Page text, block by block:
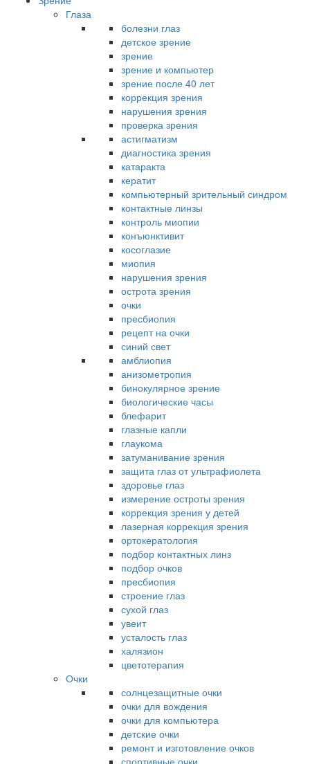
Глаза
болезни глаз
детское зрение
зрение
зрение и компьютер
зрение после 40 лет
коррекция зрения
нарушения зрения
проверка зрения
астигматизм
диагностика зрения
катаракта
кератит
компьютерный зрительный синдром
контактные линзы
контроль миопии
конъюнктивит
косоглазие
миопия
нарушения зрения
острота зрения
очки
пресбиопия
рецепт на очки
синий свет
амблиопия
анизометропия
бинокулярное зрение
биологические часы
блефарит
глазные капли
глаукома
затуманивание зрения
защита глаз от ультрафиолета
здоровье глаз
измерение остроты зрения
коррекция зрения у детей
лазерная коррекция зрения
ортокератология
подбор контактных линз
подбор очков
пресбиопия
строение глаз
сухой глаз
увеит
усталость глаз
халязион
цветотерапия
Очки
солнцезащитные очки
очки для вождения
очки для компьютера
детские очки
ремонт и изготовление очков